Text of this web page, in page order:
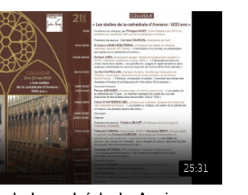
25:31